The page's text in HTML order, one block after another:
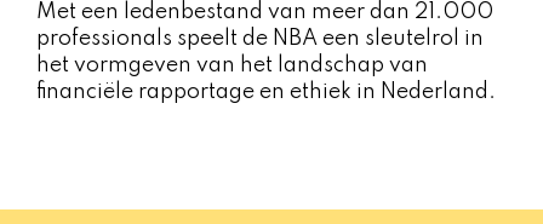
Met een ledenbestand van meer dan 21.000
professionals speelt de NBA een sleutelrol in
het vormgeven van het landschap van
financiële rapportage en ethiek in Nederland.